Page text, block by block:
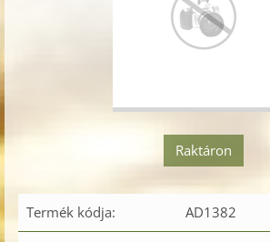
Raktáron
Termék kódja: AD1382